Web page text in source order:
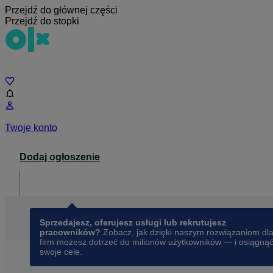
Przejdź do głównej części
Przejdź do stopki
Twoje konto
Dodaj ogłoszenie
Sprzedajesz, oferujesz usługi lub rekrutujesz
pracowników? Zobacz, jak dzięki naszym rozwiązaniom dla
firm możesz dotrzeć do milionów użytkowników — i osiągnąć
swoje cele.